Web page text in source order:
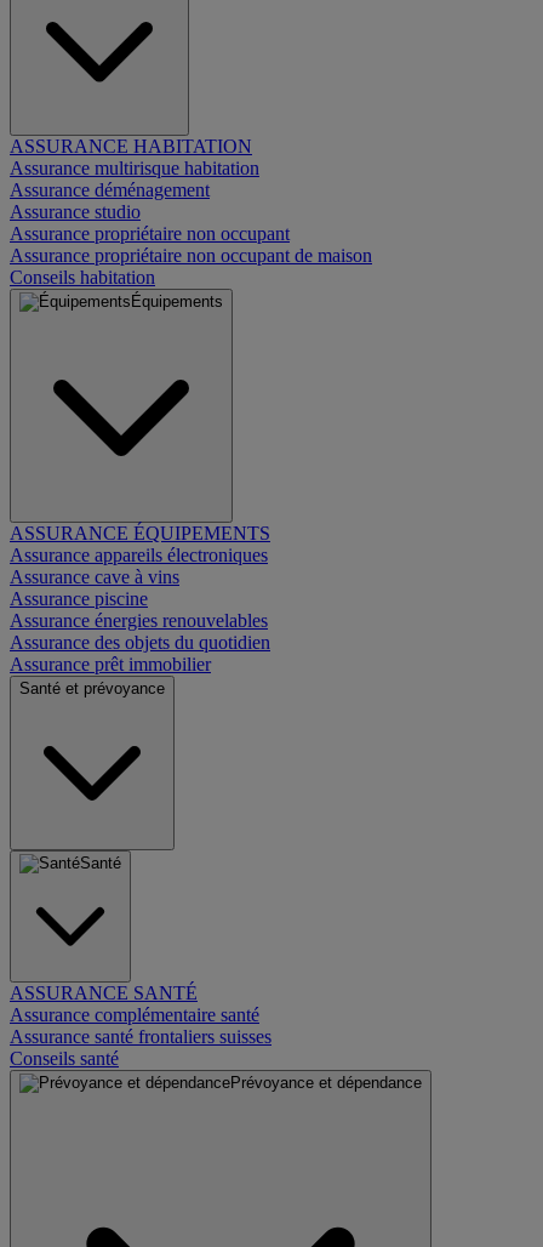
ASSURANCE HABITATION
Assurance multirisque habitation
Assurance déménagement
Assurance studio
Assurance propriétaire non occupant
Assurance propriétaire non occupant de maison
Conseils habitation
Équipements
ASSURANCE ÉQUIPEMENTS
Assurance appareils électroniques
Assurance cave à vins
Assurance piscine
Assurance énergies renouvelables
Assurance des objets du quotidien
Assurance prêt immobilier
Santé et prévoyance
Santé
ASSURANCE SANTÉ
Assurance complémentaire santé
Assurance santé frontaliers suisses
Conseils santé
Prévoyance et dépendance